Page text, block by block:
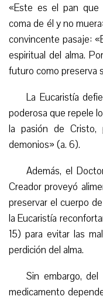
«Este es el pan que
coma de él y no
convincente pasaje:
espiritual del alma.
futuro como preserva
La Eucaristía
poderosa que repele
la pasión de
demonios» (a. 6).
Además, el
Creador proveyó
preservar el cuerpo
la Eucaristía
15) para evitar las
perdición del alma.
Sin embargo,
medicamento